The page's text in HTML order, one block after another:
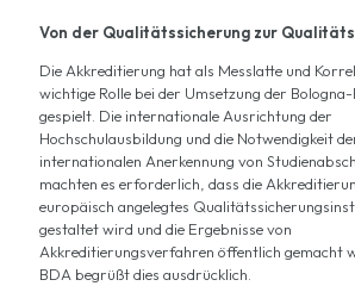
Von der Qualitätssicherung zur
Die Akkreditierung hat als Messlatte und
wichtige Rolle bei der Umsetzung der
gespielt. Die internationale Ausrichtung der
Hochschulausbildung und die Notwendigkeit
internationalen Anerkennung von
machten es erforderlich, dass die
europäisch angelegtes
gestaltet wird und die Ergebnisse von
Akkreditierungsverfahren öffentlich gemacht
BDA begrüßt dies ausdrücklich.